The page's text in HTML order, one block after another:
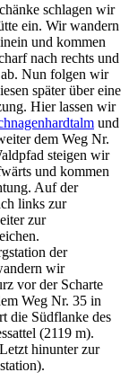
schlagen wir
ein. Wir wandern
und kommen
nach rechts und
Nun folgen wir
später über eine
Hier lassen wir
und
dem Weg Nr.
steigen wir
und kommen
Auf der
links zur
zur
der
wir
vor der Scharte
Weg Nr. 35 in
die Südflanke des
(2119 m).
hinunter zur